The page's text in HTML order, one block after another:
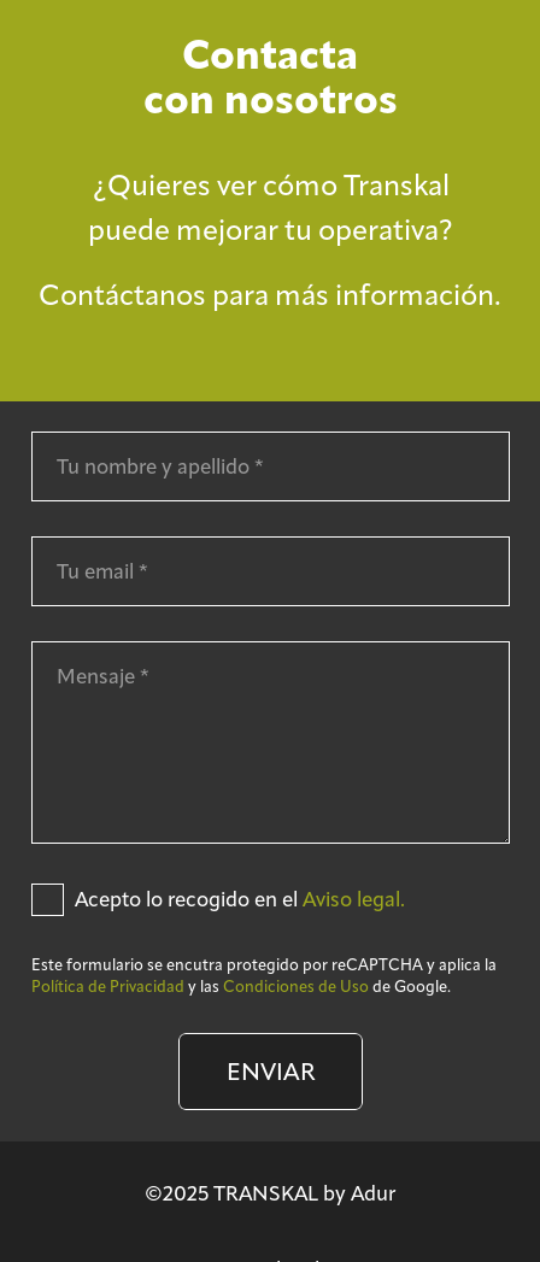
Contacta
con nosotros
¿Quieres ver cómo Transkal
puede mejorar tu operativa?
Contáctanos para más información.
Acepto lo recogido en el Aviso legal.
Este formulario se encutra protegido por reCAPTCHA y aplica la
Política de Privacidad y las Condiciones de Uso de Google.
ENVIAR
©2025 TRANSKAL by Adur